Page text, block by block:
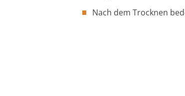
Nach dem Trocknen